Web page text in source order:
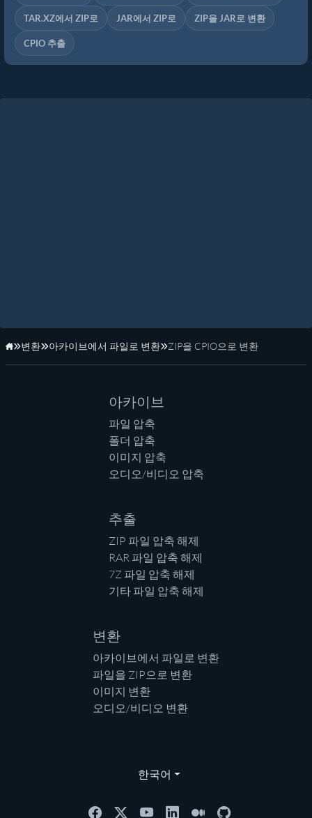
TAR.XZ에서 ZIP로 JAR에서 ZIP로 ZIP을 JAR로 변환
CPIO 추출
홈페이지
변환 아카이브에서 파일로 변환 ZIP을 CPIO으로 변환
아카이브
파일 압축
폴더 압축
이미지 압축
오디오/비디오 압축
추출
ZIP 파일 압축 해제
RAR 파일 압축 해제
7Z 파일 압축 해제
기타 파일 압축 해제
변환
아카이브에서 파일로 변환
파일을 ZIP으로 변환
이미지 변환
오디오/비디오 변환
한국어